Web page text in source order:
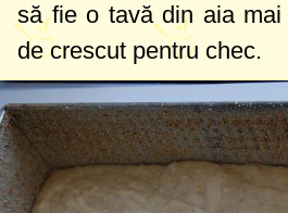
să fie o tavă din aia
de crescut pentru chec.